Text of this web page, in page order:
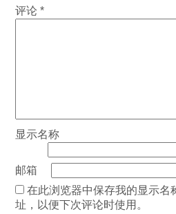
评论*
显示名称
邮箱
在此浏览器中保存我的显示名
址，以便下次评论时使用。